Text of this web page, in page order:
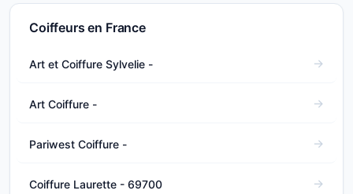
Coiffeurs en France
Art et Coiffure Sylvelie -
Art Coiffure -
Pariwest Coiffure -
Coiffure Laurette - 69700